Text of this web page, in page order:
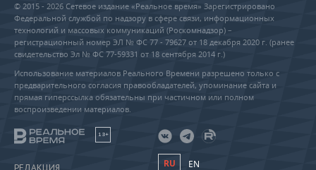
© 2015 - 2026 Сетевое издание «Реальное время» Зарегистрировано
Федеральной службой по надзору в сфере связи, информационных
технологий и массовых коммуникаций (Роскомнадзор) –
регистрационный номер ЭЛ № ФС 77 - 79627 от 18 декабря 2020 г. (ранее
свидетельство Эл № ФС 77-59331 от 18 сентября 2014 г.)
Использование материалов Реального Времени разрешено только с
предварительного согласия правообладателей, упоминание сайта и
прямая гиперссылка обязательны при частичном или полном
воспроизведении материалов.
18+
РЕДАКЦИЯ RU EN